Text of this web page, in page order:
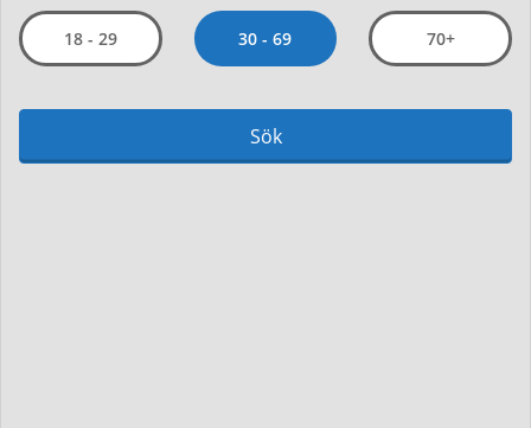
18 - 29 30 - 69 70+
Sök